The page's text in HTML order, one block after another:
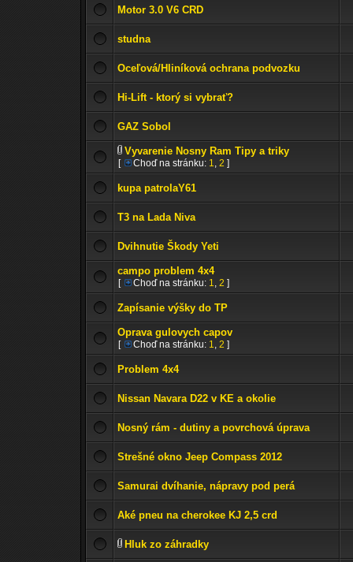
Motor 3.0 V6 CRD
studna
Oceľová/Hliníková ochrana podvozku
Hi-Lift - ktorý si vybrať?
GAZ Sobol
Vyvarenie Nosny Ram Tipy a triky
[ Choď na stránku: 1, 2 ]
kupa patrolaY61
T3 na Lada Niva
Dvihnutie Škody Yeti
campo problem 4x4
[ Choď na stránku: 1, 2 ]
Zapísanie výšky do TP
Oprava gulovych capov
[ Choď na stránku: 1, 2 ]
Problem 4x4
Nissan Navara D22 v KE a okolie
Nosný rám - dutiny a povrchová úprava
Strešné okno Jeep Compass 2012
Samurai dvíhanie, nápravy pod perá
Aké pneu na cherokee KJ 2,5 crd
Hluk zo záhradky